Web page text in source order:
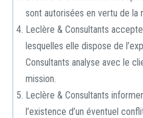
sont autorisées en vertu de la
Leclère & Consultants
lesquelles elle dispose de
Consultants analyse avec le
mission.
Leclère & Consultants
l’existence d’un éventuel